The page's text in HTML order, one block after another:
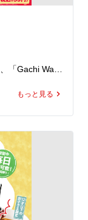
ジャンでスタ
背徳感をとこ
スタミナまぜ
けず、ランチ
「Gachi Wan
れるクーポン
は即日取得で
日1回限
り、日替わり
は自由自在で
もっと見る